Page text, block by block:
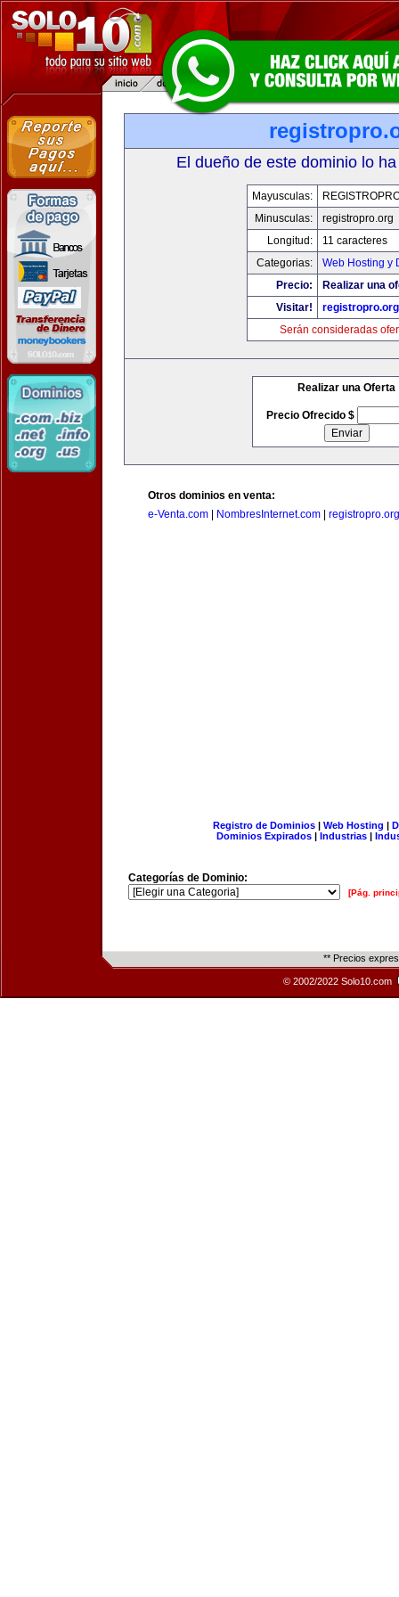
El dueño de este dominio lo
Mayusculas:
Minusculas:
registropro.org
Longitud:
11 caracteres
Categorias:
Web Hosting y
Precio:
Realizar una
Visitar!
registropro.org
Serán consideradas
Realizar una Oferta
Precio Ofrecido $
Otros dominios en venta:
e-Venta.com
NombresInternet.com registropro.org
Registro de Dominios| Web Hosting |
Dominios Expirados | Industrias |
Categorías de Dominio:
[Pág.
** Precios
© 2002/2022 Solo10.com